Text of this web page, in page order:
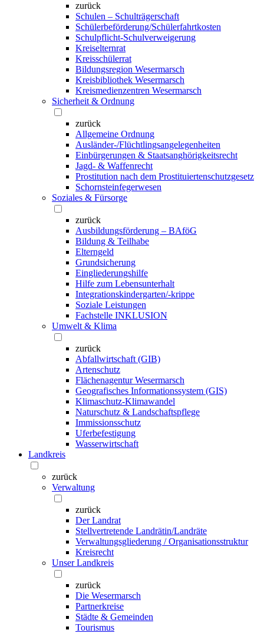
zurück
Schulen – Schulträgerschaft
Schülerbeförderung/Schülerfahrtkosten
Schulpflicht-Schulverweigerung
Kreiselternrat
Kreisschülerrat
Bildungsregion Wesermarsch
Kreisbibliothek Wesermarsch
Kreismedienzentren Wesermarsch
Sicherheit & Ordnung
zurück
Allgemeine Ordnung
Ausländer-/Flüchtlingsangelegenheiten
Einbürgerungen & Staatsanghörigkeitsrecht
Jagd- & Waffenrecht
Prostitution nach dem Prostituiertenschutzgesetz
Schornsteinfegerwesen
Soziales & Fürsorge
zurück
Ausbildungsförderung – BAföG
Bildung & Teilhabe
Elterngeld
Grundsicherung
Eingliederungshilfe
Hilfe zum Lebensunterhalt
Integrationskindergarten/-krippe
Soziale Leistungen
Fachstelle INKLUSION
Umwelt & Klima
zurück
Abfallwirtschaft (GIB)
Artenschutz
Flächenagentur Wesermarsch
Geografisches Informationssystem (GIS)
Klimaschutz-Klimawandel
Naturschutz & Landschaftspflege
Immissionsschutz
Uferbefestigung
Wasserwirtschaft
Landkreis
zurück
Verwaltung
zurück
Der Landrat
Stellvertretende Landrätin/Landräte
Verwaltungsgliederung / Organisationsstruktur
Kreisrecht
Unser Landkreis
zurück
Die Wesermarsch
Partnerkreise
Städte & Gemeinden
Tourismus